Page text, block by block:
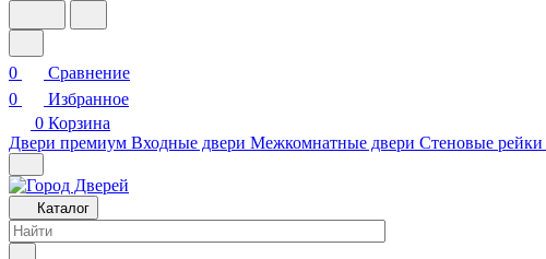
0
Сравнение
0
Избранное
0 Корзина
Двери премиум Входные двери Межкомнатные двери Стеновые рейки
Каталог